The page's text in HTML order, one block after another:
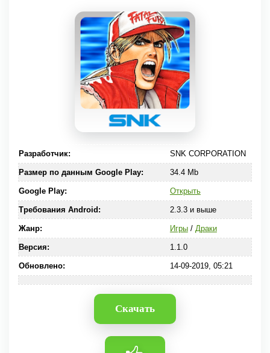
Разработчик: SNK CORPORATION
Размер по данным Google Play: 34.4 Mb
Google Play: Открыть
Требования Android: 2.3.3 и выше
Жанр: Игры/ Драки
Версия: 1.1.0
Обновлено: 14-09-2019, 05:21
Скачать